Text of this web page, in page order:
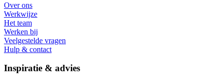
Over ons
Werkwijze
Het team
Werken bij
Veelgestelde vragen
Hulp & contact
Inspiratie & advies